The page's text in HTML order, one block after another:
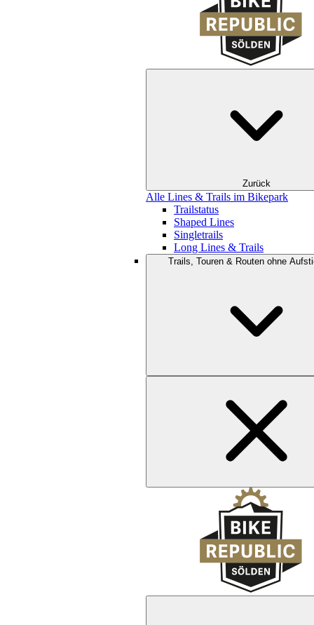
Zurück
Alle Lines & Trails im Bikepark
Trailstatus
Shaped Lines
Singletrails
Long Lines & Trails
Trails, Touren & Routen ohne